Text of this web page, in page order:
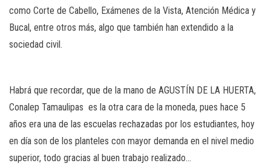
como Corte de Cabello, Exámenes de la Vista, Atención Médica y
Bucal, entre otros más, algo que también han extendido a la
sociedad civil.
Habrá que recordar, que de la mano de AGUSTÍN DE LA HUERTA,
Conalep Tamaulipas es la otra cara de la moneda, pues hace 5
años era una de las escuelas rechazadas por los estudiantes, hoy
en día son de los planteles con mayor demanda en el nivel medio
superior, todo gracias al buen trabajo realizado…